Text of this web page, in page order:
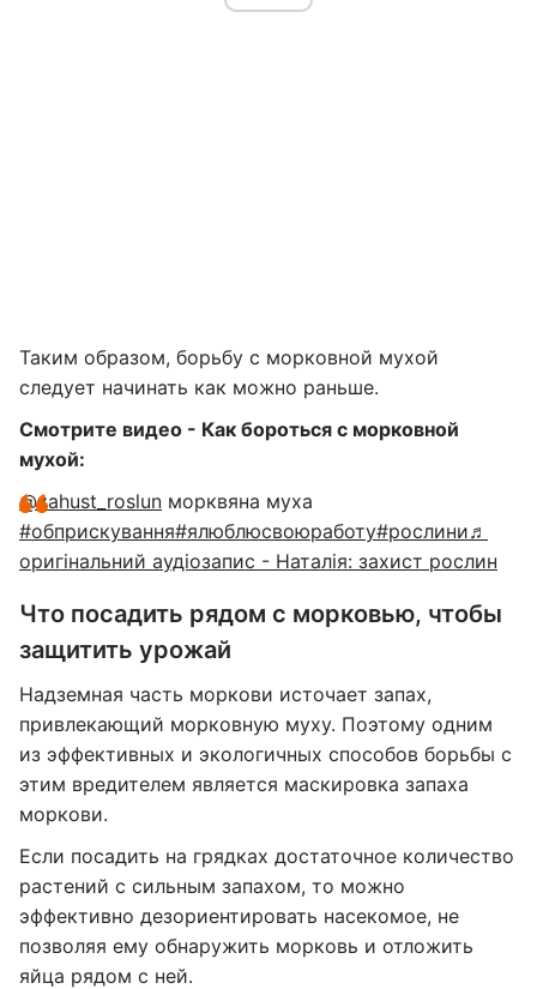
Таким образом, борьбу с морковной мухой
следует начинать как можно раньше.
Смотрите видео - Как бороться с морковной
мухой:
@zahust_roslun морквяна муха
#обприскування#ялюблюсвоюработу#рослини♬
оригінальний аудіозапис - Наталія: захист рослин
Что посадить рядом с морковью, чтобы
защитить урожай
Надземная часть моркови источает запах,
привлекающий морковную муху. Поэтому одним
из эффективных и экологичных способов борьбы с
этим вредителем является маскировка запаха
моркови.
Если посадить на грядках достаточное количество
растений с сильным запахом, то можно
эффективно дезориентировать насекомое, не
позволяя ему обнаружить морковь и отложить
яйца рядом с ней.